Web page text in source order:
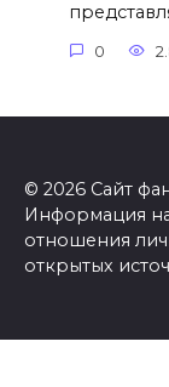
0
© 2026 Сайт
Информация
отношения
открытых